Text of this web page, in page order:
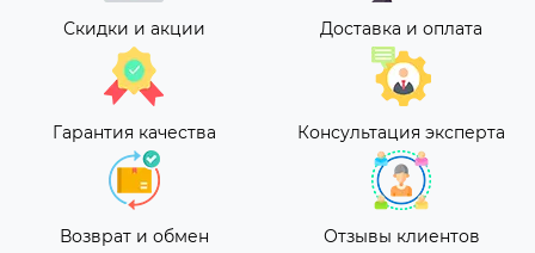
Скидки и акции Доставка и оплата
Гарантия качества Консультация эксперта
Возврат и обмен Отзывы клиентов